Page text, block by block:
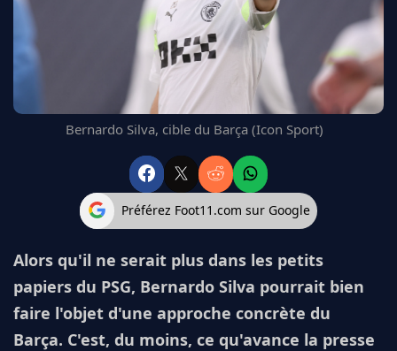
FC BARCELONE
MANCHESTER UNITED
L'AVIS DE LA RÉDAC'
Bernardo Silva, cible du Barça (Icon Sport)
Préférez Foot11.com sur Google
Alors qu'il ne serait plus dans les petits
papiers du PSG, Bernardo Silva pourrait bien
faire l'objet d'une approche concrète du
Barça. C'est, du moins, ce qu'avance la presse